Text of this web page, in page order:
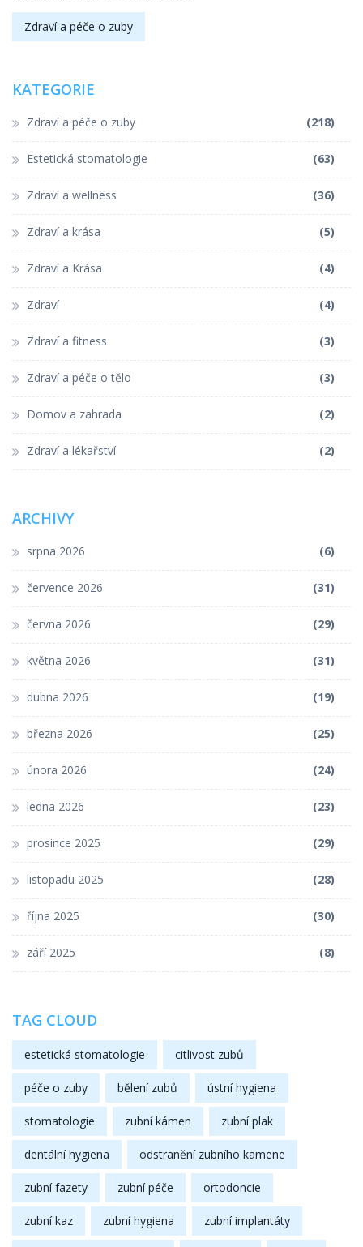
Zdraví a péče o zuby
KATEGORIE
Zdraví a péče o zuby (218)
Estetická stomatologie (63)
Zdraví a wellness (36)
Zdraví a krása (5)
Zdraví a Krása (4)
Zdraví (4)
Zdraví a fitness (3)
Zdraví a péče o tělo (3)
Domov a zahrada (2)
Zdraví a lékařství (2)
ARCHIVY
srpna 2026 (6)
července 2026 (31)
června 2026 (29)
května 2026 (31)
dubna 2026 (19)
března 2026 (25)
února 2026 (24)
ledna 2026 (23)
prosince 2025 (29)
listopadu 2025 (28)
října 2025 (30)
září 2025 (8)
TAG CLOUD
estetická stomatologie citlivost zubů
péče o zuby bělení zubů ústní hygiena
stomatologie zubní kámen zubní plak
dentální hygiena odstranění zubního kamene
zubní fazety zubní péče ortodoncie
zubní kaz zubní hygiena zubní implantáty